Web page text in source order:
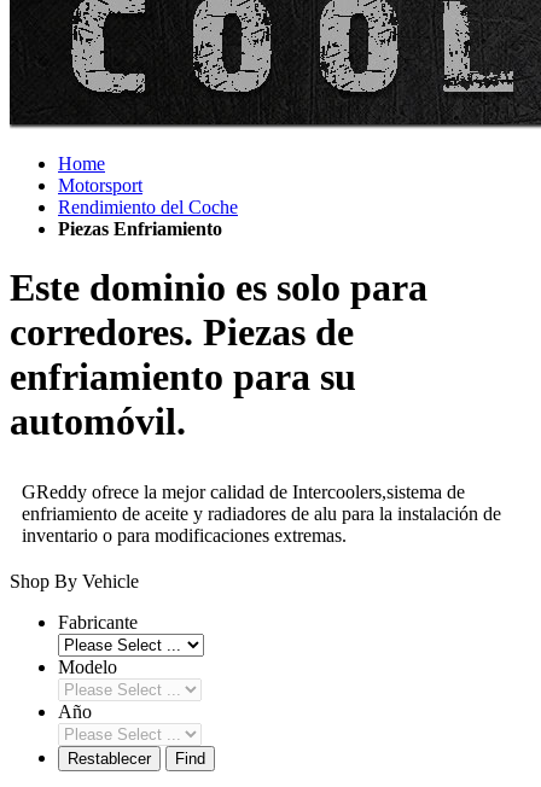
Home
Motorsport
Rendimiento del Coche
Piezas Enfriamiento
Este dominio es solo para
corredores. Piezas de
enfriamiento para su
automóvil.
GReddy ofrece la mejor calidad de Intercoolers,sistema de
enfriamiento de aceite y radiadores de alu para la instalación de
inventario o para modificaciones extremas.
Shop By Vehicle
Fabricante
Modelo
Año
Restablecer Find